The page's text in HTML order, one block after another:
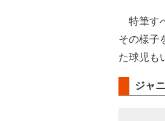
特筆す
その様子
た球児も
ジャ